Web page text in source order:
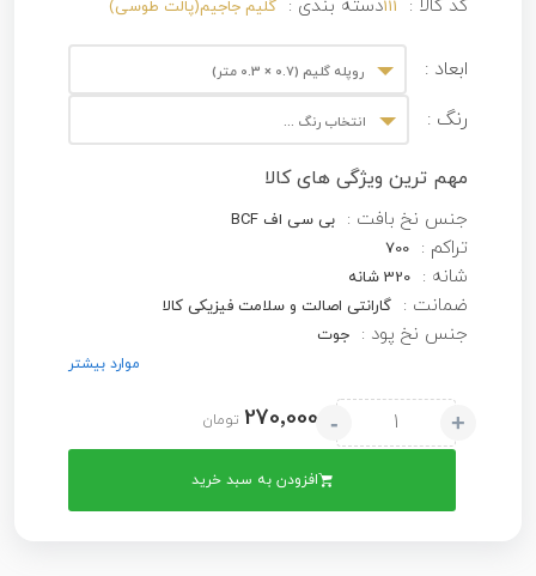
کد کالا : 111دسته بندی : گلیم جاجیم(پالت طوسی)
ابعاد : روپله گلیم (0.7 × 0.3 متر)
رنگ : انتخاب رنگ ...
مهم ترین ویژگی های کالا
جنس نخ بافت : بی سی اف BCF
تراکم : 700
شانه : 320 شانه
ضمانت : گارانتی اصالت و سلامت فیزیکی کالا
جنس نخ پود : جوت
موارد بیشتر
+
- 270٬000 تومان
افزودن به سبد خرید